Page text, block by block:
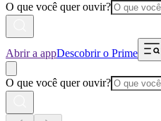
O que você quer ouvir?
Abrir a appDescobrir o Prime
O que você quer ouvir?